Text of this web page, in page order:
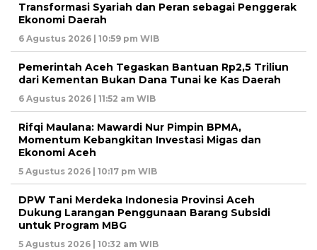
Transformasi Syariah dan Peran sebagai Penggerak
Ekonomi Daerah
6 Agustus 2026 | 10:59 pm WIB
Pemerintah Aceh Tegaskan Bantuan Rp2,5 Triliun
dari Kementan Bukan Dana Tunai ke Kas Daerah
6 Agustus 2026 | 11:52 am WIB
Rifqi Maulana: Mawardi Nur Pimpin BPMA,
Momentum Kebangkitan Investasi Migas dan
Ekonomi Aceh
5 Agustus 2026 | 10:17 pm WIB
DPW Tani Merdeka Indonesia Provinsi Aceh
Dukung Larangan Penggunaan Barang Subsidi
untuk Program MBG
5 Agustus 2026 | 10:32 am WIB